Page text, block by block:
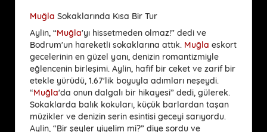
Muğla Sokaklarında Kısa Bir Tur
Aylin, “Muğla'yı hissetmeden olmaz!” dedi ve
Bodrum'un hareketli sokaklarına attık. Muğla eskort
gecelerinin en güzel yanı, denizin romantizmiyle
eğlencenin birleşimi. Aylin, hafif bir ceket ve zarif bir
etekle yürüdü, 1.67'lik boyuyla adımları neşeydi.
“Muğla'da onun dalgalı bir hikayesi” dedi, gülerek.
Sokaklarda balık kokuları, küçük barlardan taşan
müzikler ve denizin serin esintisi geceyi sarıyordu.
Aylin, “Bir şeyler yiyelim mi?” diye sordu ve